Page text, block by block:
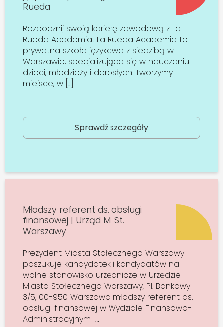
Rueda
Rozpocznij swoją karierę zawodową z La
Rueda Academia! La Rueda Academia to
prywatna szkoła językowa z siedzibą w
Warszawie, specjalizująca się w nauczaniu
dzieci, młodzieży i dorosłych. Tworzymy
miejsce, w […]
Sprawdź szczegóły
Młodszy referent ds. obsługi
finansowej | Urząd M. St.
Warszawy
Prezydent Miasta Stołecznego Warszawy
poszukuje kandydatek i kandydatów na
wolne stanowisko urzędnicze w Urzędzie
Miasta Stołecznego Warszawy, Pl. Bankowy
3/5, 00-950 Warszawa młodszy referent ds.
obsługi finansowej w Wydziale Finansowo-
Administracyjnym […]